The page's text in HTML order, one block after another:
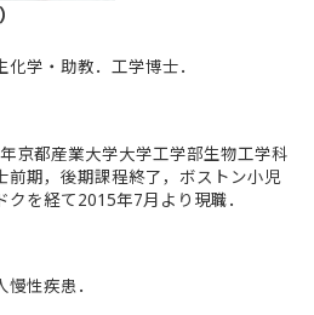
学・助教．工学博士．
京都産業大学大学工学部生物工学科
前期，後期課程終了，ボストン小児
を経て2015年7月より現職．
性疾患．